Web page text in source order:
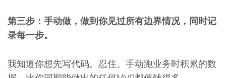
第三步：手动做，做到你见过所有边界情况，同时记
录每一步。
我知道你想先写代码。忍住。手动跑业务时积累的数